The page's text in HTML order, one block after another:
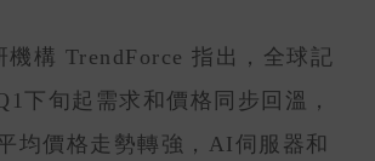
構 TrendForce 指出，全球記
下旬起需求和價格同步回溫，
均價格走勢轉強，AI伺服器和